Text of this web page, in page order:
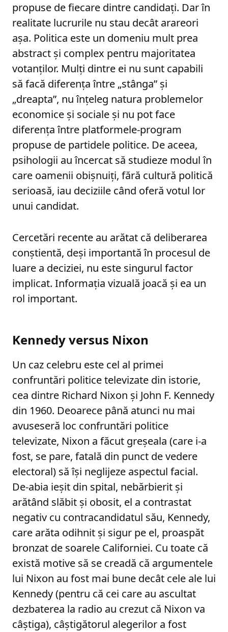
propuse de fiecare dintre candidați. Dar în
realitate lucrurile nu stau decât arareori
așa. Politica este un domeniu mult prea
abstract și complex pentru majoritatea
votanților. Mulți dintre ei nu sunt capabili
să facă diferența între „stânga” și
„dreapta”, nu înțeleg natura problemelor
economice și sociale și nu pot face
diferența între platformele-program
propuse de partidele politice. De aceea,
psihologii au încercat să studieze modul în
care oamenii obișnuiți, fără cultură politică
serioasă, iau deciziile când oferă votul lor
unui candidat.
Cercetări recente au arătat că deliberarea
conștientă, deși importantă în procesul de
luare a deciziei, nu este singurul factor
implicat. Informația vizuală joacă și ea un
rol important.
Kennedy versus Nixon
Un caz celebru este cel al primei
confruntări politice televizate din istorie,
cea dintre Richard Nixon și John F. Kennedy
din 1960. Deoarece până atunci nu mai
avuseseră loc confruntări politice
televizate, Nixon a făcut greșeala (care i-a
fost, se pare, fatală din punct de vedere
electoral) să își neglijeze aspectul facial.
De-abia ieșit din spital, nebărbierit și
arătând slăbit și obosit, el a contrastat
negativ cu contracandidatul său, Kennedy,
care arăta odihnit și sigur pe el, proaspăt
bronzat de soarele Californiei. Cu toate că
există motive să se creadă că argumentele
lui Nixon au fost mai bune decât cele ale lui
Kennedy (pentru că cei care au ascultat
dezbaterea la radio au crezut că Nixon va
câștiga), câștigătorul alegerilor a fost